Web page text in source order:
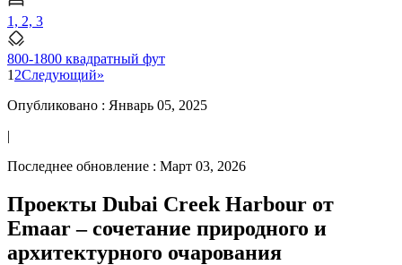
1, 2, 3
800-1800 квадратный фут
1 2Следующий»
Опубликовано : Январь 05, 2025
|
Последнее обновление : Март 03, 2026
Проекты Dubai Creek Harbour от
Emaar – сочетание природного и
архитектурного очарования